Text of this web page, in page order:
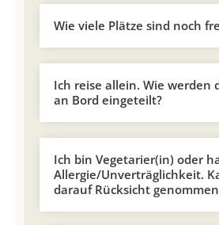
Wie viele Plätze sind noch
Ich reise allein. Wie werden
an Bord eingeteilt?
Ich bin Vegetarier(in) oder
Allergie/Unverträglichkeit.
darauf Rücksicht